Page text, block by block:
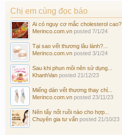
Chị em cùng đọc báo
Ai có nguy cơ mắc cholesterol cao?
Merinco.com.vn posted 7/1/24
Tại sao vết thương lâu lành?...
Merinco.com.vn posted 3/1/24
Sau khi phun môi nên sử dụng...
KhanhVan posted 21/12/23
Miếng dán vết thương thay chỉ...
Merinco.com.vn posted 23/11/23
Nên tẩy nốt ruồi nào cho hợp...
Chuyên gia tư vấn posted 21/10/23